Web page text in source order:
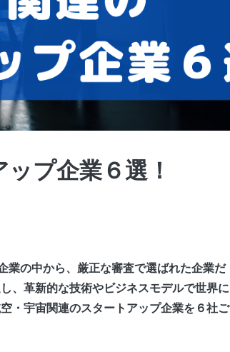
プ企業６選！
業の中から、厳正な審査で選ばれた企業だ
、革新的な技術やビジネスモデルで世界に
・宇宙関連のスタートアップ企業を６社ご